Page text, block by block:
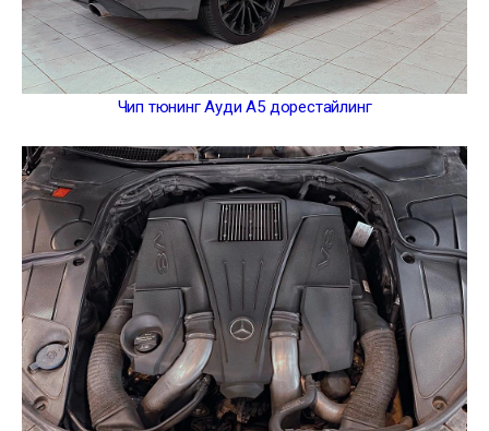
Чип тюнинг Ауди А5 дорестайлинг